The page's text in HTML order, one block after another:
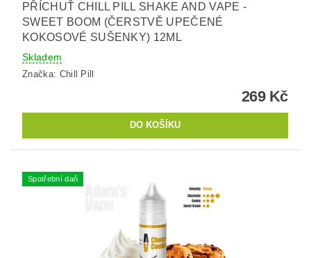
PŘÍCHUŤ CHILL PILL SHAKE AND VAPE -
SWEET BOOM (ČERSTVĚ UPEČENÉ
KOKOSOVÉ SUŠENKY) 12ML
Skladem
Značka: Chill Pill
269 Kč
Spotřební daň